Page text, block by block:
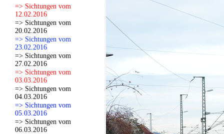
=> Sichtungen vom
12.02.2016
=> Sichtungen vom
20.02.2016
=> Sichtungen vom
23.02.2016
=> Sichtungen vom
27.02.2016
=> Sichtungen vom
03.03.2016
=> Sichtungen vom
04.03.2016
=> Sichtungen vom
05.03.2016
=> Sichtungen vom
06.03.2016